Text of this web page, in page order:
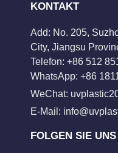
KONTAKT
Add: No. 205,
City, Jiangsu
Telefon: +86 512
WhatsApp: +86
WeChat:
E-Mail:
FOLGEN SIE UNS